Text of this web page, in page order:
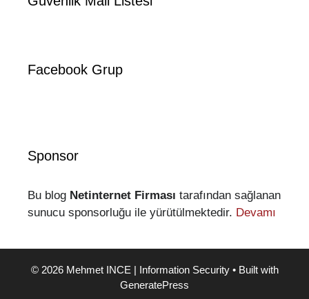
Facebook Grup
Sponsor
Bu blog Netinternet Firması tarafından sağlanan
sunucu sponsorluğu ile yürütülmektedir. Devamı
© 2026 Mehmet INCE | Information Security• Built with
GeneratePress